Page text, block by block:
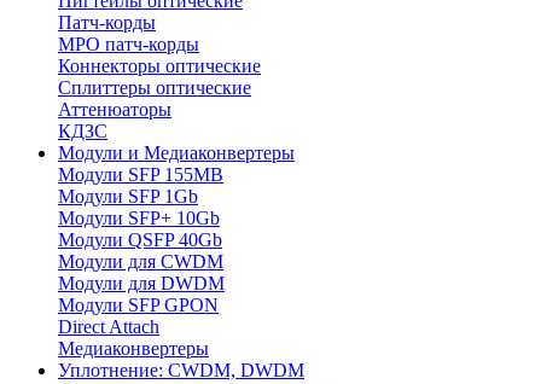
Патч-корды
MPO патч-корды
Коннекторы оптические
Сплиттеры оптические
Аттенюаторы
КДЗС
Модули и Медиаконвертеры
Модули SFP 155MB
Модули SFP 1Gb
Модули SFP+ 10Gb
Модули QSFP 40Gb
Модули для CWDM
Модули для DWDM
Модули SFP GPON
Direct Attach
Медиаконвертеры
Уплотнение: CWDM, DWDM